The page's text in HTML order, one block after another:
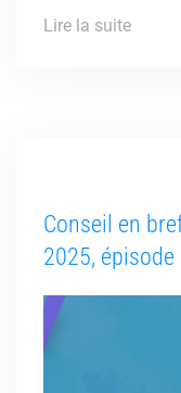
Lire la suite
Conseil en
2025, épisode